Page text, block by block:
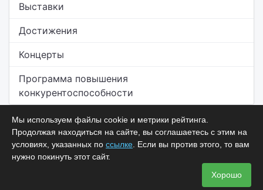
Выставки
Достижения
Концерты
Программа повышения
конкурентоспособности
Мы используем файлы cookie и метрики рейтинга.
Продолжая находиться на сайте, вы соглашаетесь с этим на
условиях, указанных по ссылке . Если вы против этого, то вам
нужно покинуть этот сайт.
Хорошо